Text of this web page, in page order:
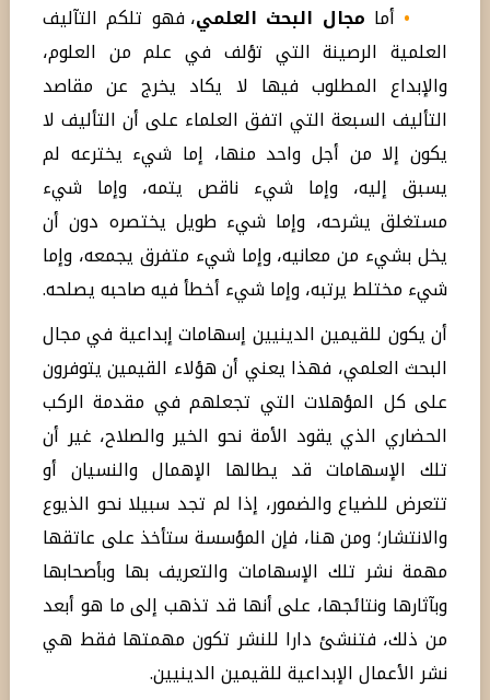
• أما مجال البحث العلمي، فهو تلكم التآليف
العلمية الرصينة التي تؤلف في علم من العلوم،
والإبداع المطلوب فيها لا يكاد يخرج عن مقاصد
التأليف السبعة التي اتفق العلماء على أن التأليف لا
يكون إلا من أجل واحد منها، إما شيء يخترعه لم
يسبق إليه، وإما شيء ناقص يتمه، وإما شيء
مستغلق يشرحه، وإما شيء طويل يختصره دون أن
يخل بشيء من معانيه، وإما شيء متفرق يجمعه، وإما
شيء مختلط يرتبه، وإما شيء أخطأ فيه صاحبه يصلحه.
أن يكون للقيمين الدينيين إسهامات إبداعية في مجال
البحث العلمي، فهذا يعني أن هؤلاء القيمين يتوفرون
على كل المؤهلات التي تجعلهم في مقدمة الركب
الحضاري الذي يقود الأمة نحو الخير والصلاح، غير أن
تلك الإسهامات قد يطالها الإهمال والنسيان أو
تتعرض للضياع والضمور، إذا لم تجد سبيلا نحو الذيوع
والانتشار؛ ومن هنا، فإن المؤسسة ستأخذ على عاتقها
مهمة نشر تلك الإسهامات والتعريف بها وبأصحابها
وبآثارها ونتائجها، على أنها قد تذهب إلى ما هو أبعد
من ذلك، فتنشئ دارا للنشر تكون مهمتها فقط هي
نشر الأعمال الإبداعية للقيمين الدينيين.